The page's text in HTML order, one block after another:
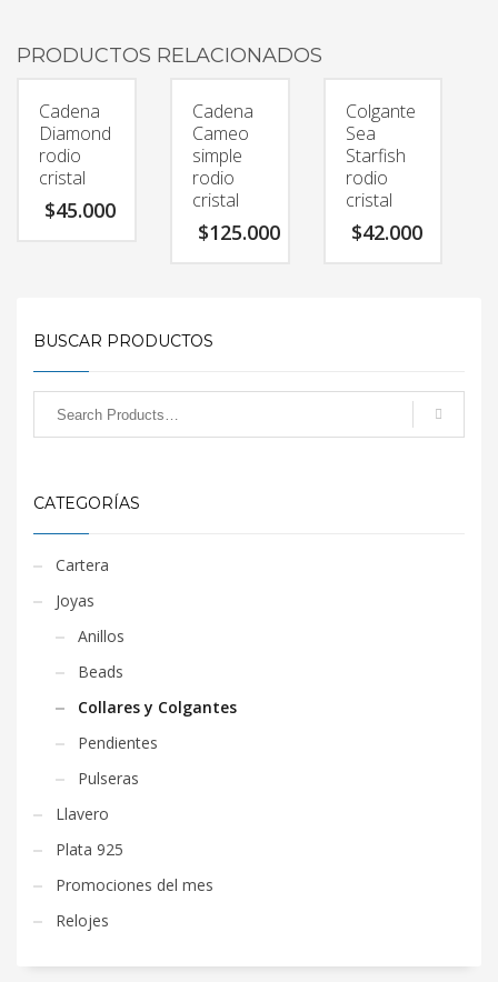
PRODUCTOS RELACIONADOS
Cadena
Diamond
rodio
cristal
$45.000
Cadena
Cameo
simple
rodio
cristal
$125.000
Colgante
Sea
Starfish
rodio
cristal
$42.000
BUSCAR PRODUCTOS
CATEGORÍAS
Cartera
Joyas
Anillos
Beads
Collares y Colgantes
Pendientes
Pulseras
Llavero
Plata 925
Promociones del mes
Relojes